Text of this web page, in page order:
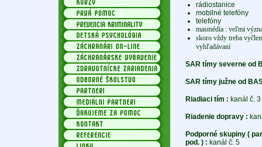
rádiostanice
mobilné telefóny
telefóny
masmédia : veľmi
skoro vždy treba
vyhľadávaní
SAR tímy severne od
SAR tímy južne od
Riadiaci tím : kanál č. 3
Riadenie dopravy :
Podporné skupiny (
pod. ) : kanál č. 5